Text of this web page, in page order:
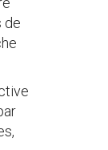
de